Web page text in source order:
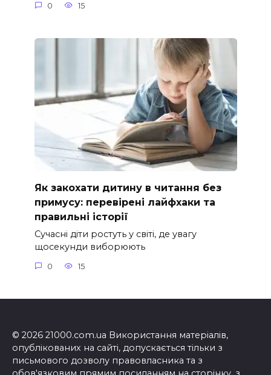
0 15
Як закохати дитину в читання без
примусу: перевірені лайфхаки та
правильні історії
Сучасні діти ростуть у світі, де увагу
щосекунди виборюють
0 15
© 2026 21000.com.ua Використання матеріалів,
опублікованих на сайті, допускається тільки з
письмового дозволу правовласника та з